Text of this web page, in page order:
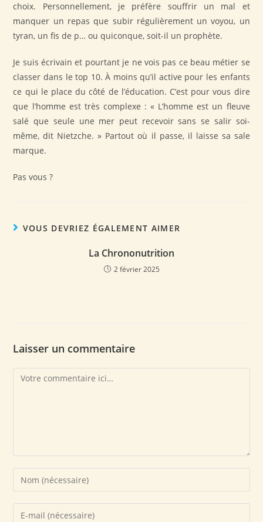
choix. Personnellement, je préfère souffrir un mal et
manquer un repas que subir régulièrement un voyou, un
tyran, un fis de p… ou quiconque, soit-il un prophète.
Je suis écrivain et pourtant je ne vois pas ce beau métier se
classer dans le top 10. À moins qu’il active pour les enfants
ce qui le place du côté de l’éducation. C’est pour vous dire
que l’homme est très complexe : « L’homme est un fleuve
salé que seule une mer peut recevoir sans se salir soi-
même, dit Nietzche. » Partout où il passe, il laisse sa sale
marque.
Pas vous ?
VOUS DEVRIEZ ÉGALEMENT AIMER
La Chrononutrition
2 février 2025
Laisser un commentaire